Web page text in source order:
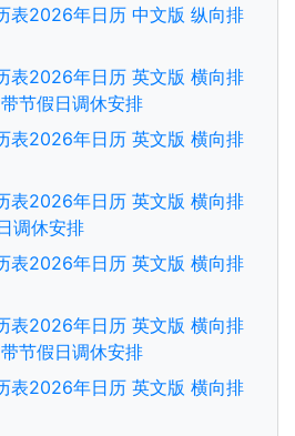
表2026年日历 中文版 纵向排
表2026年日历 英文版 横向排
节假日调休安排
表2026年日历 英文版 横向排
表2026年日历 英文版 横向排
调休安排
表2026年日历 英文版 横向排
表2026年日历 英文版 横向排
节假日调休安排
表2026年日历 英文版 横向排